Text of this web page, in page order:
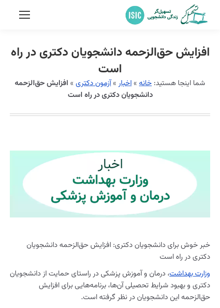
افزایش حق‌الزحمه دانشجویان دکتری در راه
است
شما اینجا هستید: خانه »اخبار »آزمون دکتری » افزایش حق‌الزحمه
دانشجویان دکتری در راه است
خبر خوش برای دانشجویان دکتری: افزایش حق‌الزحمه دانشجویان
دکتری در راه است
وزارت بهداشت، درمان و آموزش پزشکی در راستای حمایت از دانشجویان
دکتری و بهبود شرایط تحصیلی آن‌ها، برنامه‌هایی برای افزایش
حق‌الزحمه این دانشجویان در نظر گرفته است.